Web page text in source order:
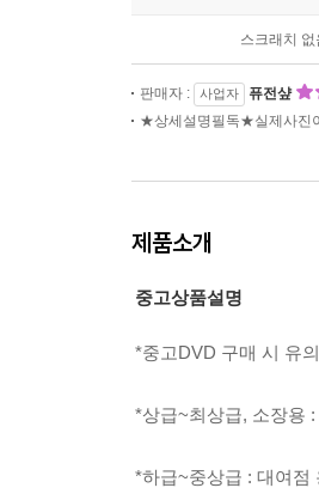
스크래치
판매자 : 사업자 퓨전샾
★상세설명필독★실제사진
제품소개
중고상품설명
*중고DVD 구매 시 유
*상급~최상급, 소장용
*하급~중상급 : 대여점